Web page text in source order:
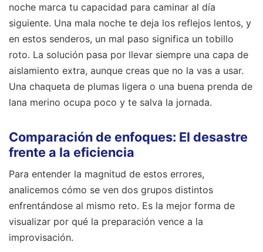
noche marca tu capacidad para caminar al día
siguiente. Una mala noche te deja los reflejos lentos, y
en estos senderos, un mal paso significa un tobillo
roto. La solución pasa por llevar siempre una capa de
aislamiento extra, aunque creas que no la vas a usar.
Una chaqueta de plumas ligera o una buena prenda de
lana merino ocupa poco y te salva la jornada.
Comparación de enfoques: El desastre
frente a la eficiencia
Para entender la magnitud de estos errores,
analicemos cómo se ven dos grupos distintos
enfrentándose al mismo reto. Es la mejor forma de
visualizar por qué la preparación vence a la
improvisación.